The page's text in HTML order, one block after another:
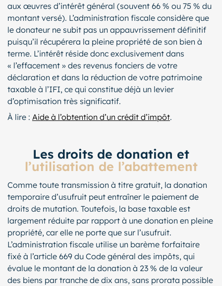
aux œuvres d’intérêt général (souvent 66 % ou 75 % du
montant versé). L’administration fiscale considère que
le donateur ne subit pas un appauvrissement définitif
puisqu’il récupérera la pleine propriété de son bien à
terme. L’intérêt réside donc exclusivement dans
« l’effacement » des revenus fonciers de votre
déclaration et dans la réduction de votre patrimoine
taxable à l’IFI, ce qui constitue déjà un levier
d’optimisation très significatif.
À lire : Aide à l’obtention d’un crédit d’impôt.
Les droits de donation et
l’utilisation de l’abattement
Comme toute transmission à titre gratuit, la donation
temporaire d’usufruit peut entraîner le paiement de
droits de mutation. Toutefois, la base taxable est
largement réduite par rapport à une donation en pleine
propriété, car elle ne porte que sur l’usufruit.
L’administration fiscale utilise un barème forfaitaire
fixé à l’article 669 du Code général des impôts, qui
évalue le montant de la donation à 23 % de la valeur
des biens par tranche de dix ans, sans prorata possible